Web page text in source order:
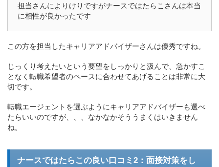
担当さんによりけりですがナースではたらこさんは本当
に相性が良かったです
この方を担当したキャリアアドバイザーさんは優秀ですね。
じっくり考えたいという要望をしっかりと汲んで、急かすこ
となく転職希望者のペースに合わせてあげることは非常に大
切です。
転職エージェントを選ぶようにキャリアアドバイザーも選べ
たらいいのですが、、、なかなかそううまくはいきません
ね。
ナースではたらこの良い口コミ2：面接対策をし